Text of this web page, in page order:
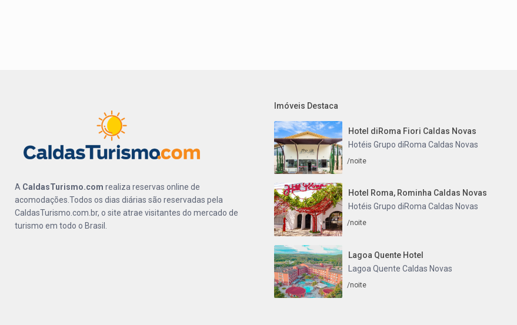
A CaldasTurismo.com realiza reservas online de
acomodações.Todos os dias diárias são reservadas pela
CaldasTurismo.com.br, o site atrae visitantes do mercado de
turismo em todo o Brasil.
Imóveis Destaca
Hotel diRoma Fiori Caldas Novas
Hotéis Grupo diRoma Caldas Novas
/noite
Hotel Roma, Rominha Caldas Novas
Hotéis Grupo diRoma Caldas Novas
/noite
Lagoa Quente Hotel
Lagoa Quente Caldas Novas
/noite